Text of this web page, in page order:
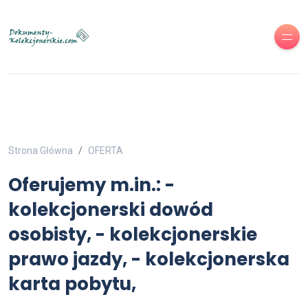
Strona Główna OFERTA
Oferujemy m.in.: -
kolekcjonerski dowód
osobisty, - kolekcjonerskie
prawo jazdy, - kolekcjonerska
karta pobytu,